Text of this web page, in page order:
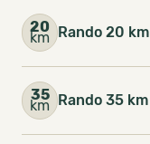
20
km Rando 20 km
35
km Rando 35 km